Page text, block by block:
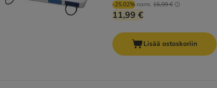
-25.02% norm. 15,99 €
11,99 €
Lisää ostoskoriin